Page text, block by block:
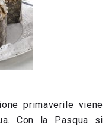
primaverile viene
Con la Pasqua si